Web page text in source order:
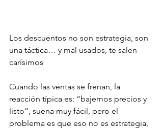
Los descuentos no son estrategia, son
una táctica… y mal usados, te salen
carísimos
Cuando las ventas se frenan, la
reacción típica es: “bajemos precios y
listo”, suena muy fácil, pero el
problema es que eso no es estrategia,